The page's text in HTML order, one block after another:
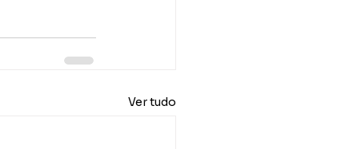
Ver tudo